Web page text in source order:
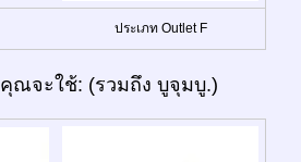
ประเภท Outlet F
คุณจะใช้: (รวมถึง บูจุมบู.)